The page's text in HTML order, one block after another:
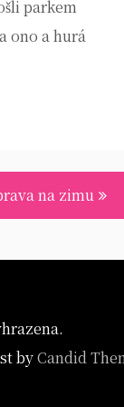
parkem
ono a hurá
na zimu
byCandid